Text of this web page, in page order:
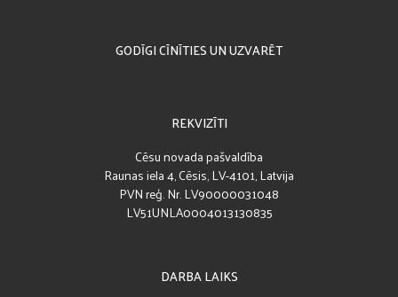
GODĪGI CĪNĪTIES UN UZVARĒT
REKVIZĪTI
Cēsu novada pašvaldība
Raunas iela 4, Cēsis, LV-4101, Latvija
PVN reģ. Nr. LV90000031048
LV51UNLA0004013130835
DARBA LAIKS